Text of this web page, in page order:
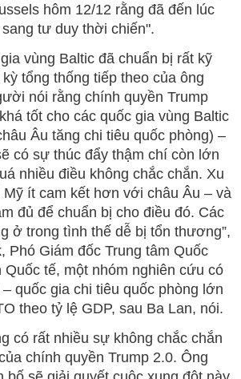
hôm 12/12 rằng đã đến lúc
tư duy thời chiến".
vùng Baltic đã chuẩn bị rất kỹ
tổng thống tiếp theo của ông
nói rằng chính quyền Trump
tốt cho các quốc gia vùng Baltic
Âu tăng chi tiêu quốc phòng) –
có sự thúc đẩy thậm chí còn lớn
nhiều điều không chắc chắn. Xu
ít cam kết hơn với châu Âu – và
đủ để chuẩn bị cho điều đó. Các
ở trong tình thế dễ bị tổn thương”,
Phó Giám đốc Trung tâm Quốc
Quốc tế, một nhóm nghiên cứu có
quốc gia chi tiêu quốc phòng lớn
theo tỷ lệ GDP, sau Ba Lan, nói.
có rất nhiều sự không chắc chắn
chính quyền Trump 2.0. Ông